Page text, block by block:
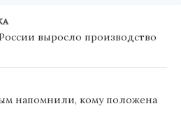
выросло производство
напомнили, кому положена